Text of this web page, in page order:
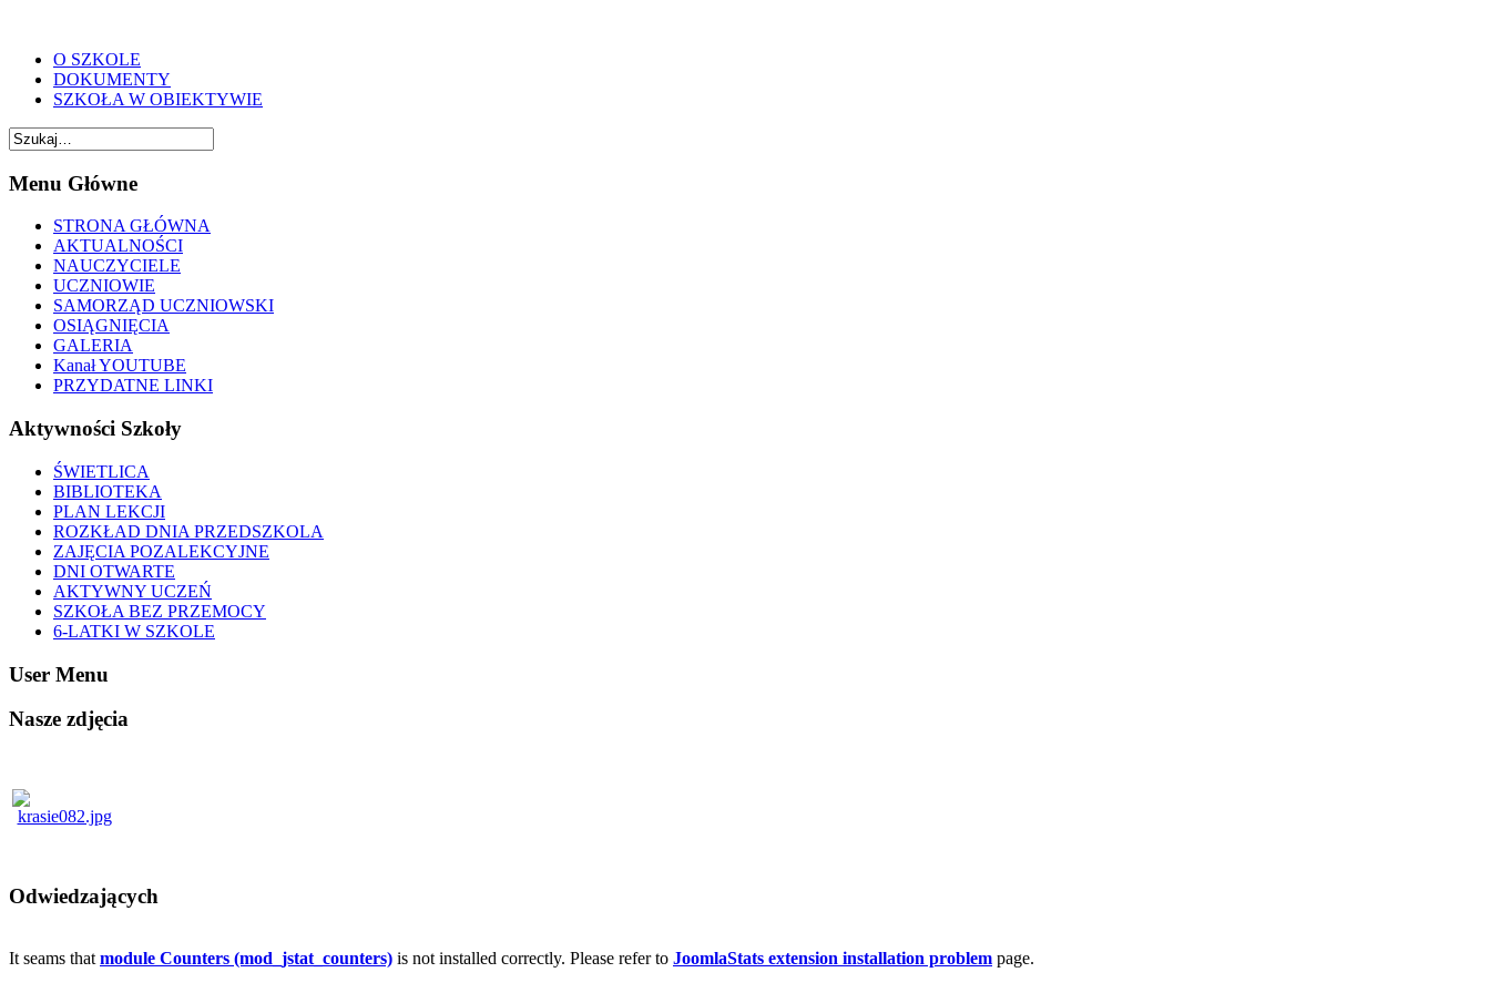
O SZKOLE
DOKUMENTY
SZKOŁA W OBIEKTYWIE
Menu Główne
STRONA GŁÓWNA
AKTUALNOŚCI
NAUCZYCIELE
UCZNIOWIE
SAMORZĄD UCZNIOWSKI
OSIĄGNIĘCIA
GALERIA
Kanał YOUTUBE
PRZYDATNE LINKI
Aktywności Szkoły
ŚWIETLICA
BIBLIOTEKA
PLAN LEKCJI
ROZKŁAD DNIA PRZEDSZKOLA
ZAJĘCIA POZALEKCYJNE
DNI OTWARTE
AKTYWNY UCZEŃ
SZKOŁA BEZ PRZEMOCY
6-LATKI W SZKOLE
User Menu
Nasze zdjęcia
Odwiedzających
It seams thatmodule Counters (mod_jstat_counters) is not installed correctly. Please refer to JoomlaStats extension installation problem page.